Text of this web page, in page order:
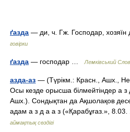
ґазда — ди, ч. Гж. Господар,
говірки
ґазда — господар … Лемківський
азда-аз — (Түрікм.: Красн., Ашх.,
Осы кезде орысша білмейтіндер а з
Ашх.). Сондықтан да Ақшолақов
адам а з д а а з («Қарабұғаз.»,
аймақтық сөздігі